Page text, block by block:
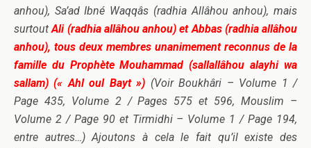
anhou), Sa’ad Ibné Waqqâs (radhia Allâhou anhou), mais
surtoutAli (radhia allâhou anhou) et Abbas (radhia allâhou
anhou), tous deux membres unanimement reconnus de la
famille du Prophète Mouhammad (sallallâhou alayhi wa
sallam) (« Ahl oul Bayt ») (Voir Boukhâri – Volume 1 /
Page 435, Volume 2 / Pages 575 et 596, Mouslim –
Volume 2 / Page 90 et Tirmidhi – Volume 1 / Page 194,
entre autres…) Ajoutons à cela le fait qu’il existe des